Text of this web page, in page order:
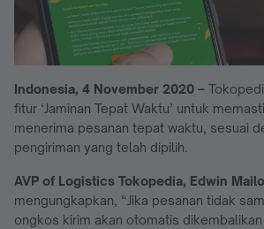
Indonesia, 4 November 2020 –
fitur ‘Jaminan Tepat Waktu’ untuk
menerima pesanan tepat waktu, sesuai
pengiriman yang telah dipilih.
AVP of Logistics Tokopedia, Edwin
mengungkapkan, “Jika pesanan tidak
ongkos kirim akan otomatis dikembalikan